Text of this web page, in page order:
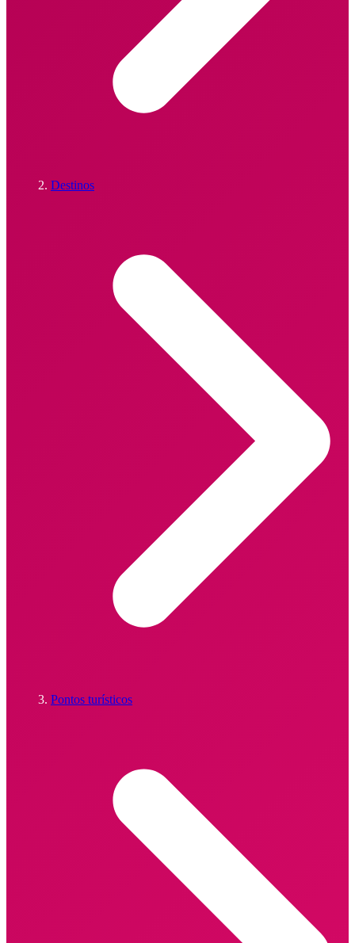
Destinos
Pontos turísticos